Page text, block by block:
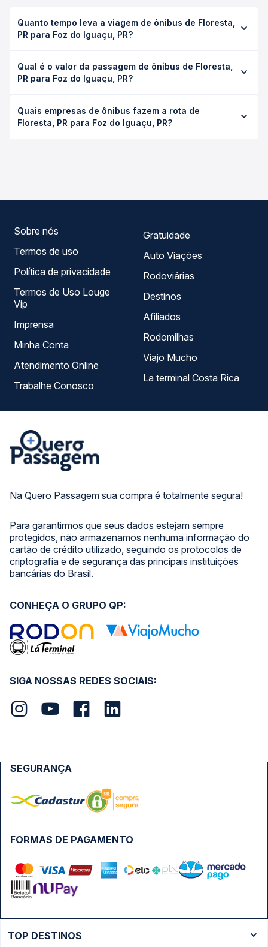
Quanto tempo leva a viagem de ônibus de Floresta,
PR para Foz do Iguaçu, PR?
PR leva em média 9h 20min, podendo variar conforme a
viação, o tipo de serviço (convencional, executivo ou
exata de cada opção na data desejada.
Qual é o valor da passagem de ônibus de Floresta,
PR para Foz do Iguaçu, PR?
do Iguaçu, PR custa em média R$ 168,04 e varia conforme
a data da viagem, a empresa, o tipo de poltrona e a
Quais empresas de ônibus fazem a rota de
Floresta, PR para Foz do Iguaçu, PR?
Na Quero Passagem sua compra é totalmente segura!
Para garantirmos que seus dados estejam sempre
protegidos, não armazenamos nenhuma informação do
cartão de crédito utilizado, seguindo os protocolos de
criptografia e de segurança das principais instituições
bancárias do Brasil.
Sobre nós
Termos de uso
Política de privacidade
Termos de Uso Louge
Vip
Imprensa
Minha Conta
Atendimento Online
Trabalhe Conosco
Gratuidade
Auto Viações
Rodoviárias
Destinos
Afiliados
Rodomilhas
Viajo Mucho
La terminal Costa Rica
SIGA NOSSAS REDES SOCIAIS:
CONHEÇA O GRUPO QP:
FORMAS DE PAGAMENTO
SEGURANÇA
TOP DESTINOS